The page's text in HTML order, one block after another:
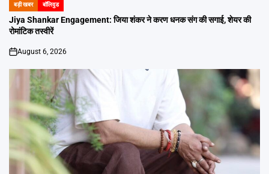
POSTED
IN
बड़ी खबर बॉलिवुड
Jiya Shankar Engagement: जिया शंकर ने करण धनक संग की सगाई, शेयर की
रोमांटिक तस्वीरें
on
August 6, 2026